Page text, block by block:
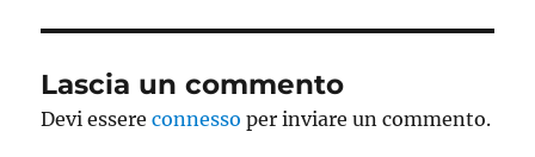
Lascia un commento
Devi essereconnesso per inviare un commento.